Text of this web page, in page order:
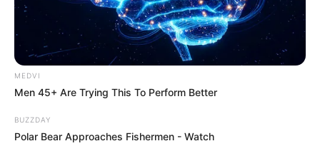
MEDVI
Men 45+ Are Trying This To Perform Better
BUZZDAY
Polar Bear Approaches Fishermen - Watch